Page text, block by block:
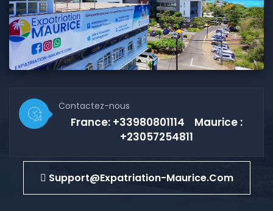
Contactez-nous
France: +33980801114 Maurice :
+23057254811
Support@expatriation-Maurice.com